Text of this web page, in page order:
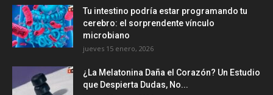
Tu intestino podría estar programando tu
cerebro: el sorprendente vínculo
microbiano
jueves 15 enero, 2026
¿La Melatonina Daña el Corazón? Un Estudio
que Despierta Dudas, No...